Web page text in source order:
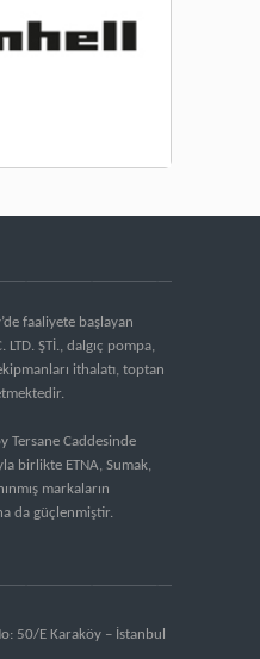
faaliyete başlayan
LTD. ŞTİ., dalgıç pompa,
ithalatı, toptan
Tersane Caddesinde
birlikte ETNA, Sumak,
markaların
da güçlenmiştir.
50/E Karaköy – İstanbul